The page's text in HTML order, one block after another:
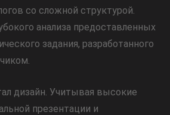
со сложной структурой.
анализа предоставленных
задания, разработанного
дизайн. Учитывая высокие
презентации и